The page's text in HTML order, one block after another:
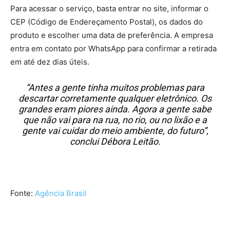
Para acessar o serviço, basta entrar no site, informar o
CEP (Código de Endereçamento Postal), os dados do
produto e escolher uma data de preferência. A empresa
entra em contato por WhatsApp para confirmar a retirada
em até dez dias úteis.
“Antes a gente tinha muitos problemas para
descartar corretamente qualquer eletrônico. Os
grandes eram piores ainda. Agora a gente sabe
que não vai para na rua, no rio, ou no lixão e a
gente vai cuidar do meio ambiente, do futuro”,
conclui Débora Leitão.
Fonte: Agência Brasil